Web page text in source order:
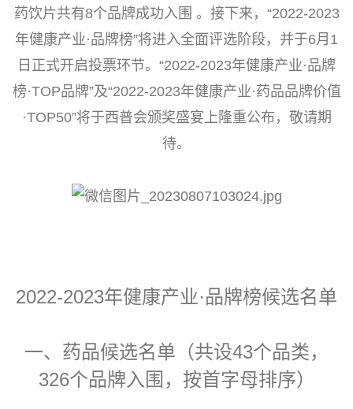
药饮片共有8个品牌成功入围 。接下来，“2022-2023
年健康产业·品牌榜”将进入全面评选阶段，并于6月1
日正式开启投票环节。“2022-2023年健康产业·品牌
榜·TOP品牌”及“2022-2023年健康产业·药品品牌价值
·TOP50”将于西普会颁奖盛宴上隆重公布，敬请期
待。
2022-2023年健康产业·品牌榜候选名单
一、药品候选名单（共设43个品类，
326个品牌入围，按首字母排序）